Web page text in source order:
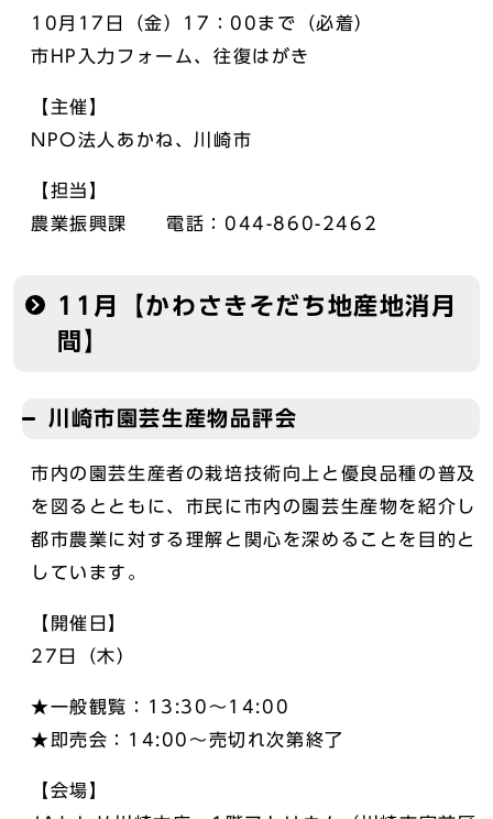
10月17日（金）17：00まで（必着）
市HP入力フォーム、往復はがき
【主催】
NPO法人あかね、川崎市
【担当】
農業振興課 電話：044-860-2462
11月【かわさきそだち地産地消月
間】
川崎市園芸生産物品評会
市内の園芸生産者の栽培技術向上と優良品種の普及
を図るとともに、市民に市内の園芸生産物を紹介し
都市農業に対する理解と関心を深めることを目的と
しています。
【開催日】
27日（木）
★一般観覧：13:30～14:00
★即売会：14:00～売切れ次第終了
【会場】